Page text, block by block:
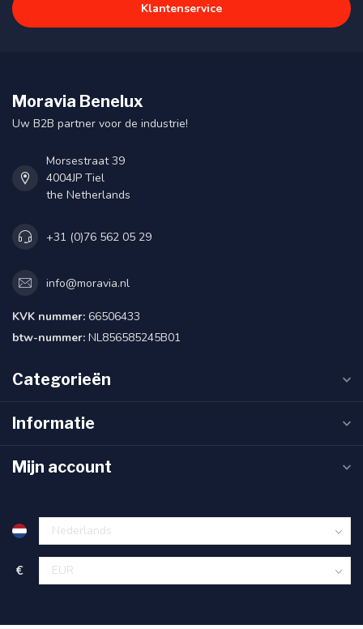
Klantenservice
Moravia Benelux
Uw B2B partner voor de industrie!
Morsestraat 39
4004JP Tiel
the Netherlands
+31 (0)76 562 05 29
info@moravia.nl
KVK nummer: 66506433
btw-nummer: NL856585245B01
Categorieën
Informatie
Mijn account
€